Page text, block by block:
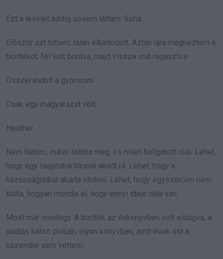
Ezt a levelet addig sosem láttam. Soha.
Először azt hittem, talán elkallódott. Aztán újra megnéztem a
borítékot, fel volt bontva, majd vissza volt ragasztva.
Összerándult a gyomrom.
Csak egy magyarázat volt.
Heather.
Nem tudom, mikor találta meg, és miért hallgatott róla. Lehet,
hogy egy nagytakarításnál akadt rá. Lehet, hogy a
házasságunkat akarta védeni. Lehet, hogy egyszerűen nem
tudta, hogyan mondja el, hogy ennyi ideje nála van.
Most már mindegy. A boríték az évkönyvben volt eldugva, a
padlás hátsó polcán, olyan könyvben, amit évek óta a
kezembe sem vettem.